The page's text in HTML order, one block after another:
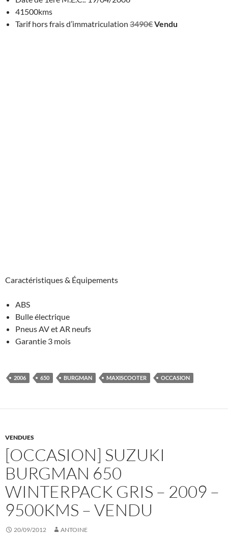
41500kms
Tarif hors frais d’immatriculation 3490€Vendu
Caractéristiques & Équipements
ABS
Bulle électrique
Pneus AV et AR neufs
Garantie 3 mois
2006 650 BURGMAN MAXISCOOTER OCCASION
VENDUES
[OCCASION] SUZUKI
BURGMAN 650
WINTERPACK GRIS – 2009 –
9500KMS – VENDU
20/09/2012 ANTOINE